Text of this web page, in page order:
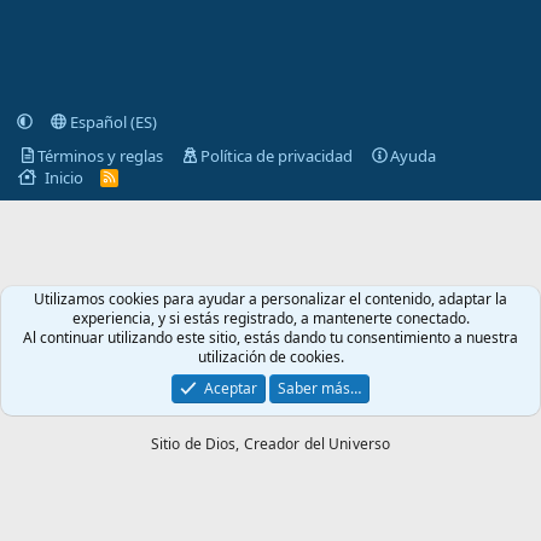
Español (ES)
Términos y reglas
Política de privacidad
Ayuda
Inicio
R
S
Utilizamos cookies para ayudar a personalizar el contenido, adaptar la
experiencia, y si estás registrado, a mantenerte conectado.
Al continuar utilizando este sitio, estás dando tu consentimiento a nuestra
utilización de cookies.
Aceptar
Saber más…
Sitio de Dios, Creador del Universo